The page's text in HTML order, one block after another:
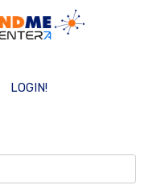
LOGIN!